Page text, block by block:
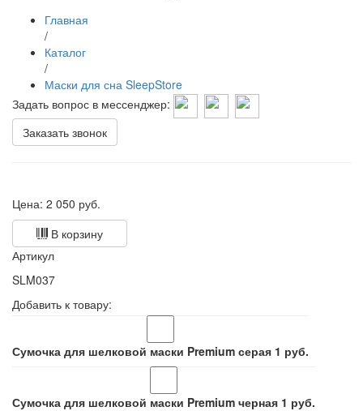
Главная
/
Каталог
/
Маски для сна SleepStore
Задать вопрос в мессенджер:
Заказать звонок
Цена: 2 050 руб.
В корзину
Артикул
SLM037
Добавить к товару:
Сумочка для шелковой маски Premium серая 1 руб.
Сумочка для шелковой маски Premium черная 1 руб.